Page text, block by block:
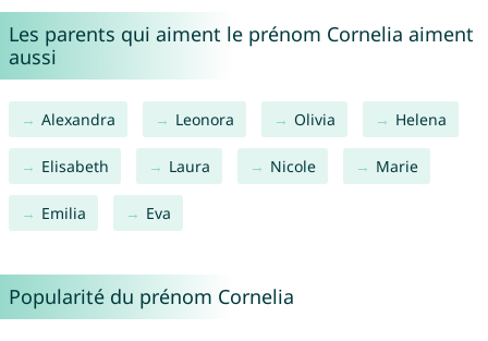
Les parents qui aiment le prénom Cornelia aiment
aussi
Alexandra Leonora Olivia Helena
Elisabeth Laura Nicole Marie
Emilia Eva
Popularité du prénom Cornelia